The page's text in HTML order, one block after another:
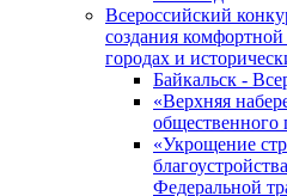
Всероссийский
создания
городах и
Байкальск -
«Верхняя
общественного
«Укрощение
Федеральной